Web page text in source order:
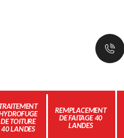
DE TOITURE
40 LANDES
REMPLACEMENT
DE FAITAGE 40
LANDES